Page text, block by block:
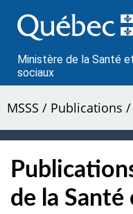
au
contenu
Ministère de la Santé
sociaux
MSSS / Publications /
de la Santé